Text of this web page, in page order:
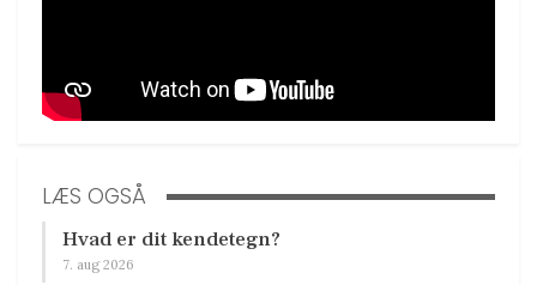
LÆS OGSÅ
Hvad er dit kendetegn?
7. aug 2026